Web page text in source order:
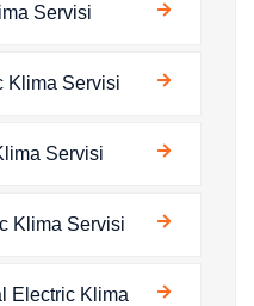
Servisi
Klima Servisi
Servisi
Klima Servisi
Electric Klima